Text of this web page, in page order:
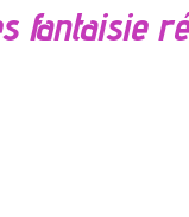
fantaisie